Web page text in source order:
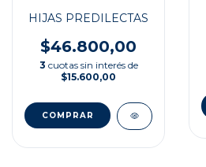
HIJAS PREDILECTAS
$46.800,00
3 cuotas sin interés de
$15.600,00